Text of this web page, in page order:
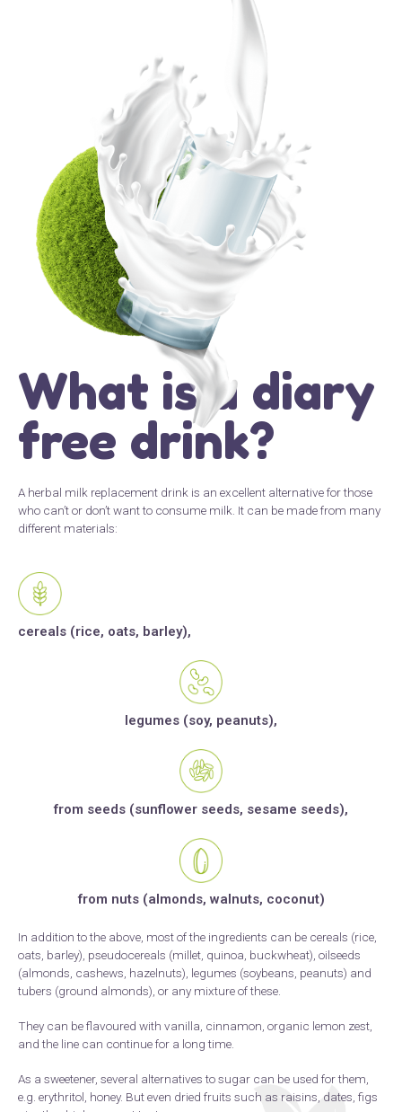
What is a diary
free drink?
A herbal milk replacement drink is an excellent alternative for those
who can’t or don’t want to consume milk. It can be made from many
different materials:
cereals (rice, oats, barley),
legumes (soy, peanuts),
from seeds (sunflower seeds, sesame seeds),
from nuts (almonds, walnuts, coconut)
In addition to the above, most of the ingredients can be cereals (rice,
oats, barley), pseudocereals (millet, quinoa, buckwheat), oilseeds
(almonds, cashews, hazelnuts), legumes (soybeans, peanuts) and
tubers (ground almonds), or any mixture of these.
They can be flavoured with vanilla, cinnamon, organic lemon zest,
and the line can continue for a long time.
As a sweetener, several alternatives to sugar can be used for them,
e.g. erythritol, honey. But even dried fruits such as raisins, dates, figs